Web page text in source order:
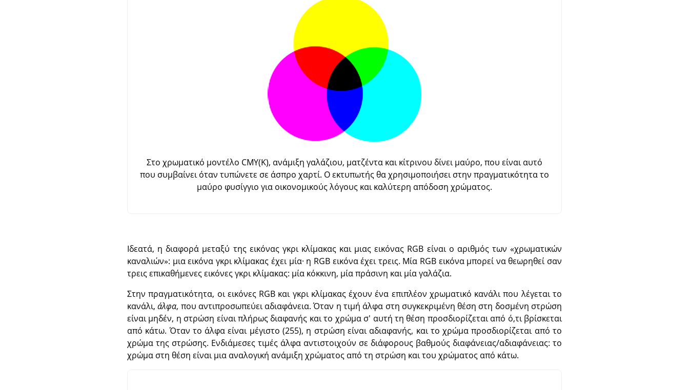
Στο χρωματικό μοντέλο CMY(K), ανάμιξη γαλάζιου, ματζέντα και κίτρινου δίνει μαύρο, που είναι αυτό
που συμβαίνει όταν τυπώνετε σε άσπρο χαρτί. Ο εκτυπωτής θα χρησιμοποιήσει στην πραγματικότητα το
μαύρο φυσίγγιο για οικονομικούς λόγους και καλύτερη απόδοση χρώματος.
Ιδεατά, η διαφορά μεταξύ της εικόνας γκρι κλίμακας και μιας εικόνας RGB είναι ο αριθμός των «χρωματικών
καναλιών»: μια εικόνα γκρι κλίμακας έχει μία· η RGB εικόνα έχει τρεις. Μία RGB εικόνα μπορεί να θεωρηθεί σαν
τρεις επικαθήμενες εικόνες γκρι κλίμακας: μία κόκκινη, μία πράσινη και μία γαλάζια.
Στην πραγματικότητα, οι εικόνες RGB και γκρι κλίμακας έχουν ένα επιπλέον χρωματικό κανάλι που λέγεται το
κανάλι,άλφα, που αντιπροσωπεύει αδιαφάνεια. Όταν η τιμή άλφα στη συγκεκριμένη θέση στη δοσμένη στρώση
είναι μηδέν, η στρώση είναι πλήρως διαφανής και το χρώμα σ' αυτή τη θέση προσδιορίζεται από ό,τι βρίσκεται
από κάτω. Όταν το άλφα είναι μέγιστο (255), η στρώση είναι αδιαφανής, και το χρώμα προσδιορίζεται από το
χρώμα της στρώσης. Ενδιάμεσες τιμές άλφα αντιστοιχούν σε διάφορους βαθμούς διαφάνειας/αδιαφάνειας: το
χρώμα στη θέση είναι μια αναλογική ανάμιξη χρώματος από τη στρώση και του χρώματος από κάτω.